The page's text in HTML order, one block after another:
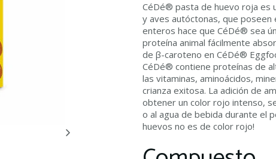
CéDé® pasta de huevo roja es
y aves autóctonas, que poseen
enteros hace que CéDé® sea
proteína animal fácilmente
de β-caroteno en CéDé®
CéDé® contiene proteínas de
las vitaminas, aminoácidos,
crianza exitosa. La adición de
obtener un color rojo intenso,
o al agua de bebida durante el
huevos no es de color rojo!